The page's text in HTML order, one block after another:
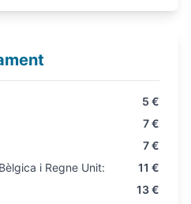
5 €
7 €
7 €
i Regne Unit:
11 €
13 €